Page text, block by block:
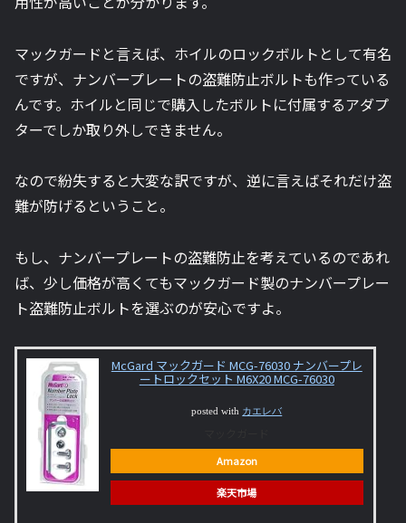
マックガードと言えば、ホイルのロックボルトとして有名
ですが、ナンバープレートの盗難防止ボルトも作っている
んです。ホイルと同じで購入したボルトに付属するアダプ
ターでしか取り外しできません。
なので紛失すると大変な訳ですが、逆に言えばそれだけ盗
難が防げるということ。
もし、ナンバープレートの盗難防止を考えているのであれ
ば、少し価格が高くてもマックガード製のナンバープレー
ト盗難防止ボルトを選ぶのが安心ですよ。
McGard マックガード MCG-76030 ナンバープレ
ートロックセット M6X20 MCG-76030
posted with カエレバ
Amazon
楽天市場